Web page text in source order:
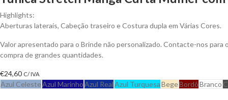
Highlights:
Aberturas laterais, Cabeção traseiro e Costura dupla em Várias Cores.
Valor apresentado para o Brinde não personalizado. Contacte-nos para
compra de grandes quantidades.
€24,60 C/ IVA
Azul CelesteAzul MarinhoAzul RealAzul TurquesaBegeBordôBranco